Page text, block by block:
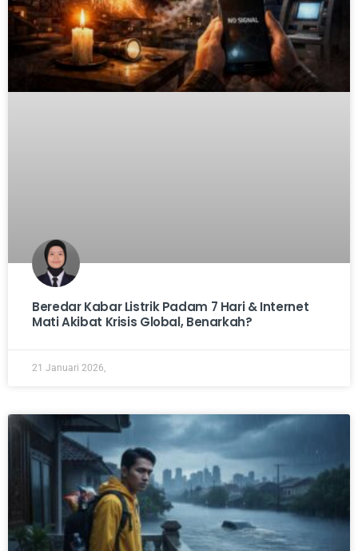
Beredar Kabar Listrik Padam 7 Hari & Internet
Mati Akibat Krisis Global, Benarkah?
21 Januari 2026,